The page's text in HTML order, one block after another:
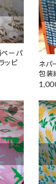
ーパ
ッピ
ネパ
包装
favorite